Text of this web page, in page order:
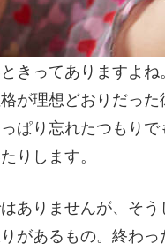
きってありますよ
が理想どおりだっ
ぱり忘れたつもり
りします。
ありませんが、そ
があるもの。終わ